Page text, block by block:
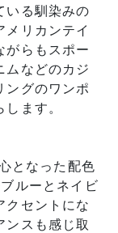
いる馴染みの
メリカンテイ
がらもスポー
ムなどのカジ
ングのワンポ
ます。
となった配色
ルーとネイビ
クセントにな
ンスも感じ取